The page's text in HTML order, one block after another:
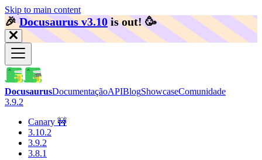
Skip to main content
🎉️Docusaurus v3.10 is out! 🥳️
DocusaurusDocumentaçãoAPIBlogShowcaseComunidade
3.9.2
Canary 🚧
3.10.2
3.9.2
3.8.1